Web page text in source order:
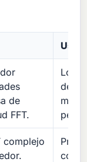
Uso
de
FFT.
de
complejo